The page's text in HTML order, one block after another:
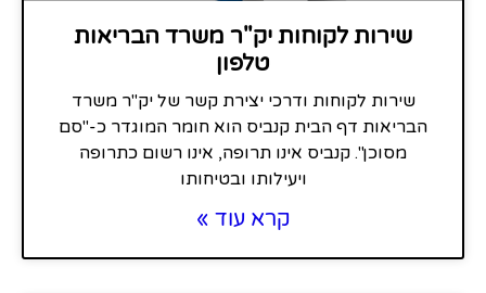
שירות לקוחות יק"ר משרד הבריאות
טלפון
שירות לקוחות ודרכי יצירת קשר של יק"ר משרד
הבריאות דף הבית קנביס הוא חומר המוגדר כ-"סם
מסוכן". קנביס אינו תרופה, אינו רשום כתרופה
ויעילותו ובטיחותו
קרא עוד »